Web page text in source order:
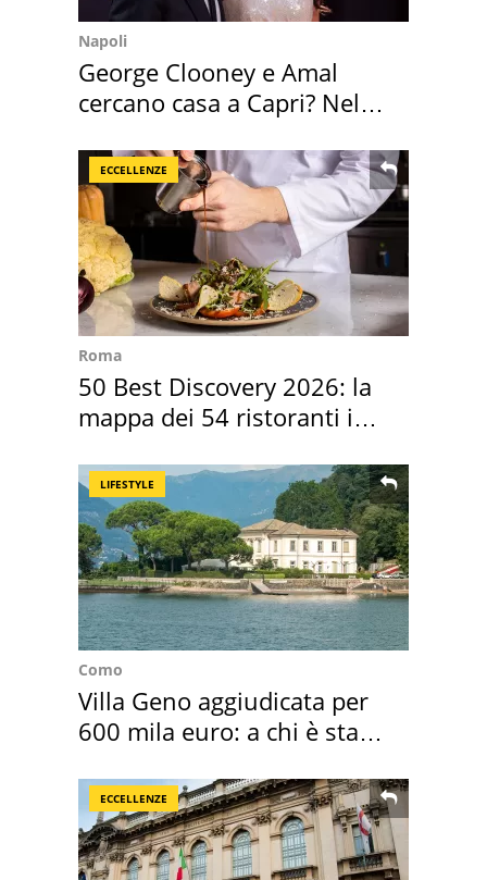
Napoli
George Clooney e Amal
cercano casa a Capri? Nel
ECCELLENZE
Roma
50 Best Discovery 2026: la
mappa dei 54 ristoranti in
LIFESTYLE
Como
Villa Geno aggiudicata per
600 mila euro: a chi è stata
ECCELLENZE